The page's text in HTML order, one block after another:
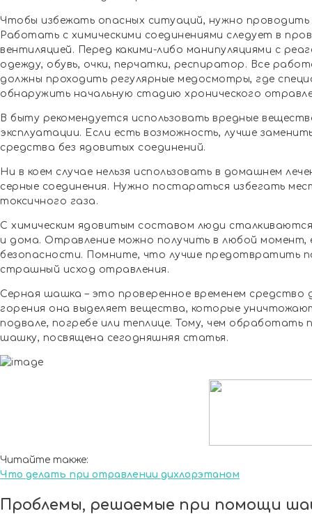
Чтобы избежать опасных ситуаций, нужно
Работать с химическими соединениями следует в
вентиляцией. Перед какими-либо манипуляциями с
одежду, обувь, очки, перчатки, респиратор. Все
должны проходить регулярные медосмотры, где
обнаружить начальную стадию хронического
В быту рекомендуется использовать вредные
эксплуатации. Если есть возможность, лучше
средства без ядовитых соединений.
Ни в коем случае нельзя использовать в домашнем
серные соединения. Нужно постараться избегать
токсичного газа.
С химическим ядовитым составом люди
и дома. Отравление можно получить в любой момент,
безопасности. Помните, что лучше предотвратить
страшный исход отравления.
Серная шашка – это проверенное временем средство
горения она выделяет вещества, которые
подвале, погребе или теплице. Тому, чем обработать
шашку, посвящена сегодняшняя статья.
Читайте также:
Что делать при отравлении дихлорэтаном
Проблемы, решаемые при помощи